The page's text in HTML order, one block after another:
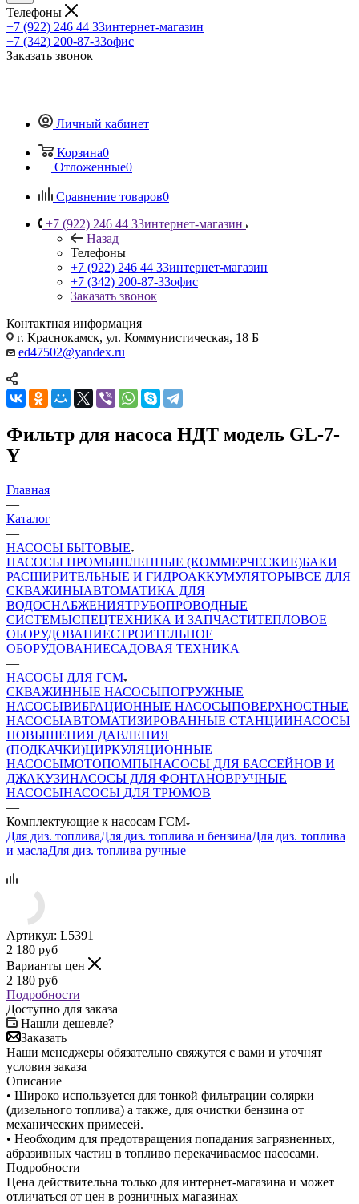
Телефоны
+7 (922) 246 44 33интернет-магазин
+7 (342) 200-87-33офис
Заказать звонок
Личный кабинет
Корзина0
Отложенные0
Сравнение товаров0
+7 (922) 246 44 33интернет-магазин
Назад
Телефоны
+7 (922) 246 44 33интернет-магазин
+7 (342) 200-87-33офис
Заказать звонок
Контактная информация
г. Краснокамск, ул. Коммунистическая, 18 Б
ed47502@yandex.ru
Фильтр для насоса НДТ модель GL-7-
Y
Главная
—
Каталог
—
НАСОСЫ БЫТОВЫЕ
НАСОСЫ ПРОМЫШЛЕННЫЕ (КОММЕРЧЕСКИЕ)БАКИ
РАСШИРИТЕЛЬНЫЕ И ГИДРОАККУМУЛЯТОРЫВСЕ ДЛЯ
СКВАЖИНЫАВТОМАТИКА ДЛЯ
ВОДОСНАБЖЕНИЯТРУБОПРОВОДНЫЕ
СИСТЕМЫСПЕЦТЕХНИКА И ЗАПЧАСТИТЕПЛОВОЕ
ОБОРУДОВАНИЕСТРОИТЕЛЬНОЕ
ОБОРУДОВАНИЕСАДОВАЯ ТЕХНИКА
—
НАСОСЫ ДЛЯ ГСМ
СКВАЖИННЫЕ НАСОСЫПОГРУЖНЫЕ
НАСОСЫВИБРАЦИОННЫЕ НАСОСЫПОВЕРХНОСТНЫЕ
НАСОСЫАВТОМАТИЗИРОВАННЫЕ СТАНЦИИНАСОСЫ
ПОВЫШЕНИЯ ДАВЛЕНИЯ
(ПОДКАЧКИ)ЦИРКУЛЯЦИОННЫЕ
НАСОСЫМОТОПОМПЫНАСОСЫ ДЛЯ БАССЕЙНОВ И
ДЖАКУЗИНАСОСЫ ДЛЯ ФОНТАНОВРУЧНЫЕ
НАСОСЫНАСОСЫ ДЛЯ ТРЮМОВ
—
Комплектующие к насосам ГСМ
Для диз. топливаДля диз. топлива и бензинаДля диз. топлива
и маслаДля диз. топлива ручные
Артикул: L5391
2 180 руб
Варианты цен
2 180 руб
Подробности
Доступно для заказа
Нашли дешевле?
Заказать
Наши менеджеры обязательно свяжутся с вами и уточнят
условия заказа
Описание
• Широко используется для тонкой фильтрации солярки
(дизельного топлива) а также, для очистки бензина от
механических примесей.
• Необходим для предотвращения попадания загрязненных,
абразивных частиц в топливо перекачиваемое насосами.
Подробности
Цена действительна только для интернет-магазина и может
отличаться от цен в розничных магазинах